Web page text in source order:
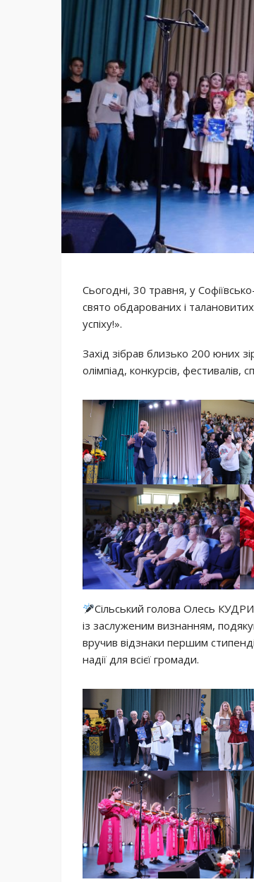
Сьогодні, 30 травня, у
свято обдарованих і
успіху!».
Захід зібрав близько 200 юних
олімпіад, конкурсів, фестивалів,
Сільський голова Олесь
із заслуженим визнанням,
вручив відзнаки першим
надії для всієї громади.